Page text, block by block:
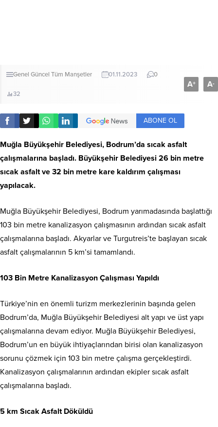
Genel Güncel Tüm Manşetler 01.11.2023 0
32
A+ A-
ABONE OL
Muğla Büyükşehir Belediyesi, Bodrum’da sıcak asfalt
çalışmalarına başladı. Büyükşehir Belediyesi 26 bin metre
sıcak asfalt ve 32 bin metre kare kaldırım çalışması
yapılacak.
Muğla Büyükşehir Belediyesi, Bodrum yarımadasında başlattığı
103 bin metre kanalizasyon çalışmasının ardından sıcak asfalt
çalışmalarına başladı. Akyarlar ve Turgutreis’te başlayan sıcak
asfalt çalışmalarının 5 km’si tamamlandı.
103 Bin Metre Kanalizasyon Çalışması Yapıldı
Türkiye’nin en önemli turizm merkezlerinin başında gelen
Bodrum’da, Muğla Büyükşehir Belediyesi alt yapı ve üst yapı
çalışmalarına devam ediyor. Muğla Büyükşehir Belediyesi,
Bodrum’un en büyük ihtiyaçlarından birisi olan kanalizasyon
sorunu çözmek için 103 bin metre çalışma gerçekleştirdi.
Kanalizasyon çalışmalarının ardından ekipler sıcak asfalt
çalışmalarına başladı.
5 km Sıcak Asfalt Döküldü